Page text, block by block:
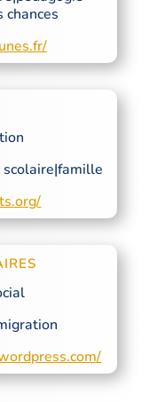
scolaire|famille